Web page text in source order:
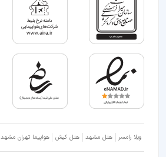
ویلا رامسر هتل مشهد هتل کیش هواپیما تهران مشهد